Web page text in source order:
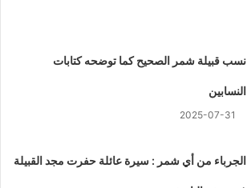
نسب قبيلة شمر الصحيح كما توضحه كتابات
النسابين
2025-07-31
الجرباء من أي شمر : سيرة عائلة حفرت مجد القبيلة